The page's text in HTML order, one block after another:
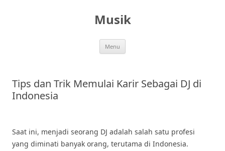
Musik
Menu
Tips dan Trik Memulai Karir Sebagai DJ di
Indonesia
Saat ini, menjadi seorang DJ adalah salah satu profesi
yang diminati banyak orang, terutama di Indonesia.